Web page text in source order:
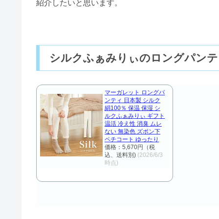
紹介したいと思います。
シルクふぁみりぃのロングパン
マーガレット ロングパ
ンティ 日本製 シルク
絹100％ 保温 保湿 シ
ルクふぁみりぃ ギフト
温活 冷え性 消臭 ムレ
ない 無染色 ズボン下
ペチコート ゆったり
価格：5,670円（税
込、送料別) (2026/6/3
時点)